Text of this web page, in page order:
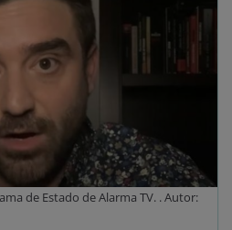
de Estado de Alarma TV. . Autor: